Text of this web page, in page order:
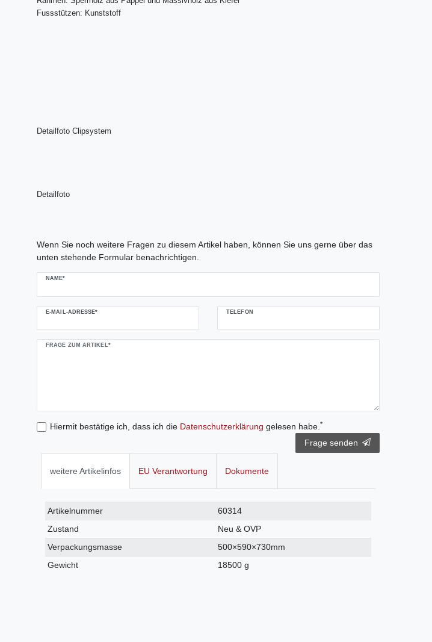
Fussstützen: Kunststoff
Detailfoto Clipsystem
Detailfoto
Wenn Sie noch weitere Fragen zu diesem Artikel haben, können Sie uns gerne über das
unten stehende Formular benachrichtigen.
NAME*
E-MAIL-ADRESSE* TELEFON
FRAGE ZUM ARTIKEL*
Hiermit bestätige ich, dass ich die Daten­schutz­erklärung gelesen habe.*
Frage senden
weitere Artikelinfos EU Verantwortung Dokumente
Technisches
Merkmal
Wert
Artikelnummer
60314
Zustand
Neu & OVP
Verpackungsmasse
500×590×730mm
Gewicht
18500 g